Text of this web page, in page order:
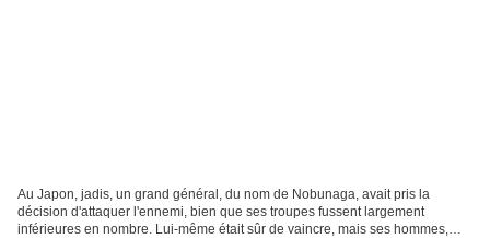
Au Japon, jadis, un grand général, du nom de Nobunaga, avait pris la
décision d'attaquer l'ennemi, bien que ses troupes fussent largement
inférieures en nombre. Lui-même était sûr de vaincre, mais ses hommes,